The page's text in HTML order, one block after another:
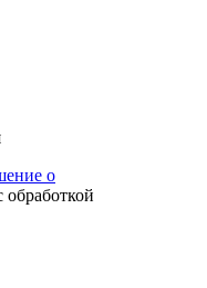
о
обработкой